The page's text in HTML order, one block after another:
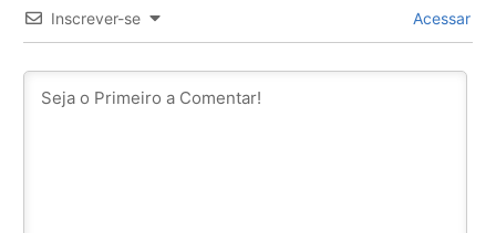
Inscrever-se Acessar